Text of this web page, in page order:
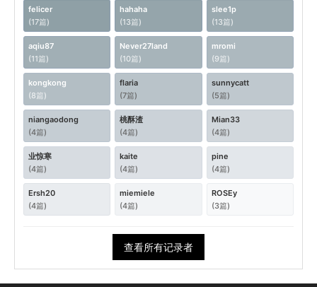
felicer
(17篇)
hahaha
(13篇)
slee1p
(13篇)
aqiu87
(11篇)
Never27land
(10篇)
mromi
(9篇)
kongkong
(8篇)
flaria
(7篇)
sunnycatt
(5篇)
niangaodong
(4篇)
桃酥渣
(4篇)
Mian33
(4篇)
业惊寒
(4篇)
kaite
(4篇)
pine
(4篇)
Ersh20
(4篇)
miemiele
(4篇)
ROSEy
(3篇)
查看所有记录者